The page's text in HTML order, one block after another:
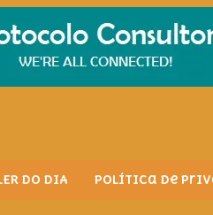
DO DIA Política de